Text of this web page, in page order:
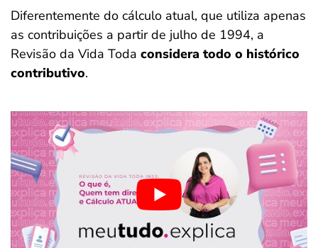
Diferentemente do cálculo atual, que utiliza apenas
as contribuições a partir de julho de 1994, a
Revisão da Vida Toda considera todo o histórico
contributivo.